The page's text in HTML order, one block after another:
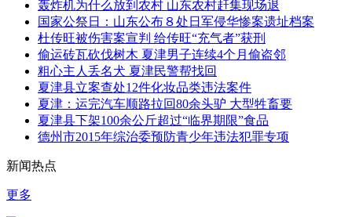
轰炸机为什么放到农村 山东农村赶集现场退
国家公祭日：山东公布８处日军侵华惨案遗址档案
杜传旺被伤害案宣判 给传旺“充气者”获刑
偷运砖瓦砍伐树木 夏津男子连续4个月偷盗邻
粗心主人丢名犬 夏津民警帮找回
夏津县立案查处12件化妆品类违法案件
夏津：运完汽车顺路拉回80余头驴 大型牲畜要
夏津县下架100余公斤超过“临界期限”食品
德州市2015年综治委预防青少年违法犯罪专项
新闻热点
更多